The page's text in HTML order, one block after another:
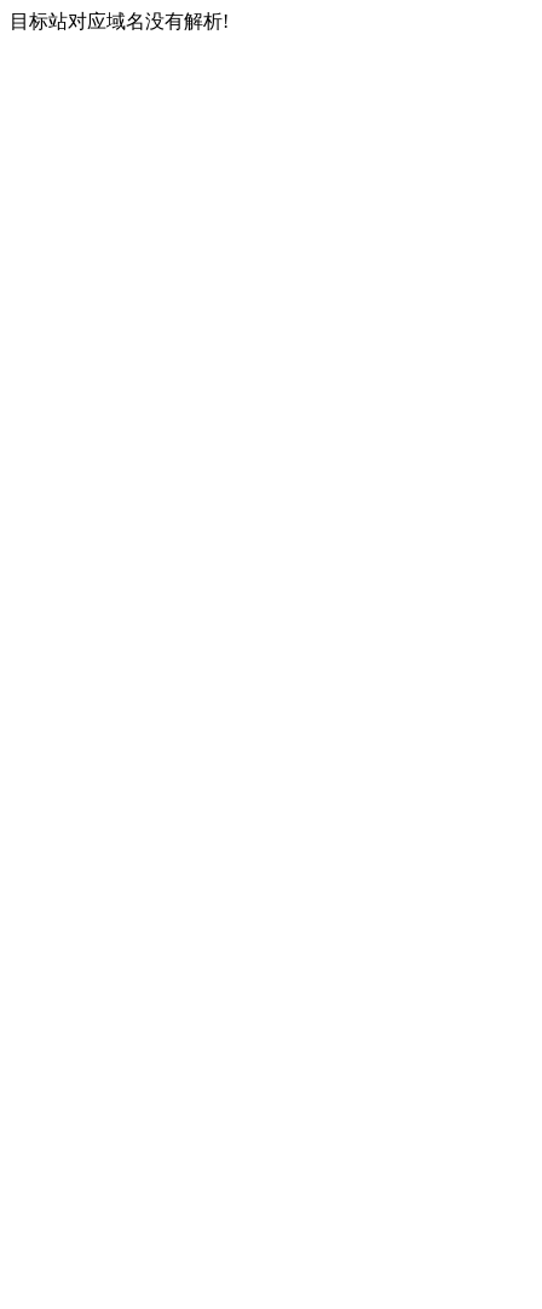
目标站对应域名没有解析!